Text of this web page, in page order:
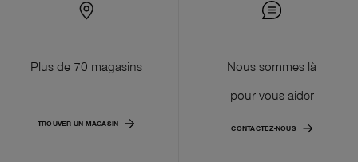
Plus de 70 magasins
TROUVER UN MAGASIN
Nous sommes là
pour vous aider
CONTACTEZ-NOUS